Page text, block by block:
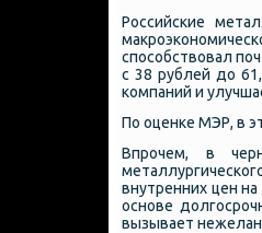
Российские
способствовал
с 38 рублей до
компаний и
По оценке МЭР, в
Впрочем, в
внутренних цен
основе
вызывает